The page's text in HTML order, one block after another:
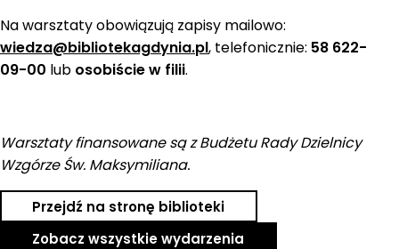
Na warsztaty obowiązują zapisy mailowo:
wiedza@bibliotekagdynia.pl, telefonicznie: 58 622-
09-00 lub osobiście w filii.
Warsztaty finansowane są z Budżetu Rady Dzielnicy
Wzgórze Św. Maksymiliana.
Przejdź na stronę biblioteki
Zobacz wszystkie wydarzenia